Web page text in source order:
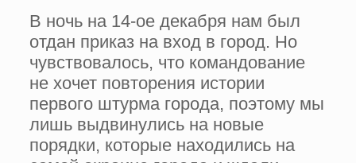
В ночь на 14-ое декабря нам был
отдан приказ на вход в город. Но
чувствовалось, что командование
не хочет повторения истории
первого штурма города, поэтому мы
лишь выдвинулись на новые
порядки, которые находились на